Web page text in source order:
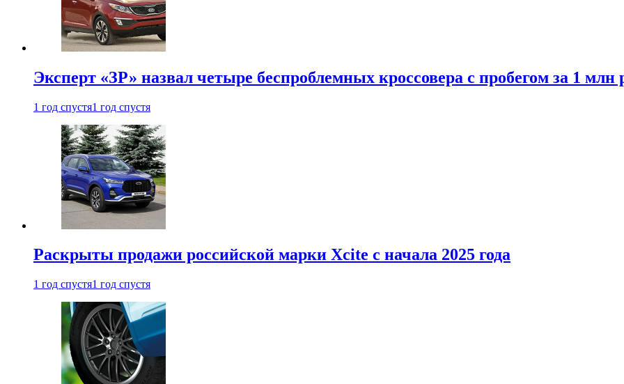
Эксперт «ЗР» назвал четыре беспроблемных кроссовера с пробегом за 1 млн
1 год спустя1 год спустя
Раскрыты продажи российской марки Xcite с начала 2025 года
1 год спустя1 год спустя